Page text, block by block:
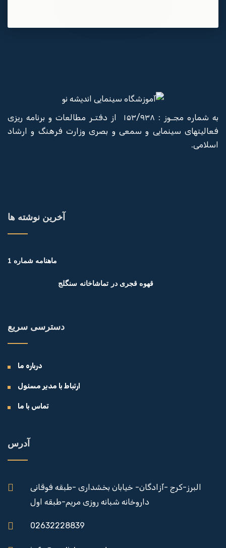
به شماره مجـوز : ۱۵۳/۹۳۸ از دفتـر مطالعات و برنامه ریزی
فعالیتهای سینمایی و سمعی و بصری وزارت فرهنگ و ارشاد
اسلامی.
آخرین نوشته ها
ماهنامه شماره 1
قهوه قجری در تماشاخانه سنگلج
دسترسی سریع
درباره ما
ارتباط با مدیر مسئول
تماس با ما
آدرس
البرز-کرج -آزادگان- خیابان بخشداری -طبقه فوقانی
داروخانه شبانه روزی مریم-طبقه اول
02632228839